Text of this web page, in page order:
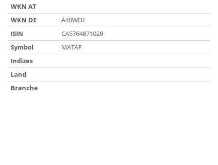
WKN AT
WKN DE
A40WDE
ISIN
CA5764871029
Symbol
MATAF
Indizes
Land
Branche